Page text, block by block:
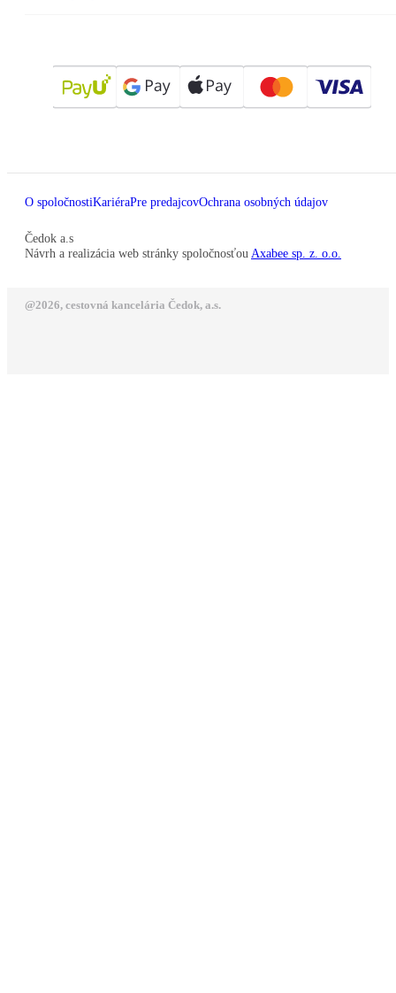
O spoločnostiKariéraPre predajcovOchrana osobných údajov
Čedok a.s
Návrh a realizácia web stránky spoločnosťou Axabee sp. z. o.o.
@2026, cestovná kancelária Čedok, a.s.